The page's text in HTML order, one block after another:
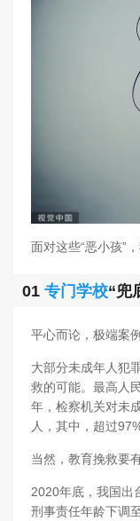
面对这些“恶小孩”
01 专门学校“兜
平心而论，极端案
大部分未成年人犯
救的可能。最高人
年，检察机关对未
人，其中，超过
当然，教育挽救要
2020年底，我国出
刑事责任年龄下调